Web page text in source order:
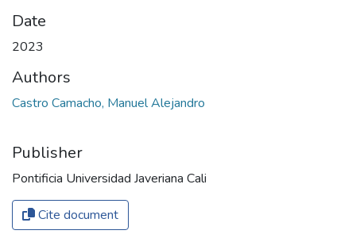
Date
2023
Authors
Castro Camacho, Manuel Alejandro
Publisher
Pontificia Universidad Javeriana Cali
Cite document